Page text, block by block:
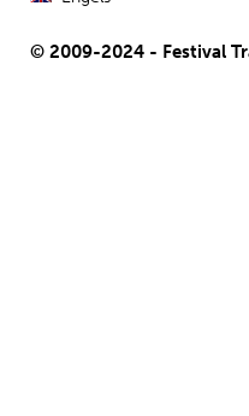
© 2009-2024 - Festival